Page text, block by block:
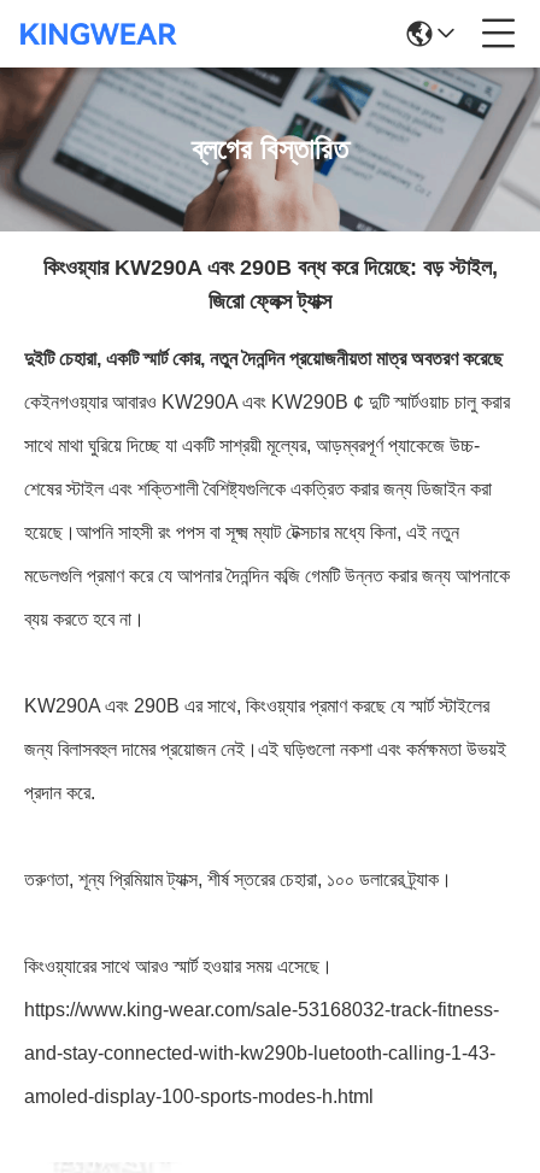
ব্লগের বিস্তারিত
কিংওয়্যার KW290A এবং 290B বন্ধ করে দিয়েছে: বড় স্টাইল,
জিরো ফ্লেক্স ট্যাক্স
দুইটি চেহারা, একটি স্মার্ট কোর, নতুন দৈনন্দিন প্রয়োজনীয়তা মাত্র অবতরণ করেছে
কেইনগওয়্যার আবারও KW290A এবং KW290B ¢ দুটি স্মার্টওয়াচ চালু করার
সাথে মাথা ঘুরিয়ে দিচ্ছে যা একটি সাশ্রয়ী মূল্যের, আড়ম্বরপূর্ণ প্যাকেজে উচ্চ-
শেষের স্টাইল এবং শক্তিশালী বৈশিষ্ট্যগুলিকে একত্রিত করার জন্য ডিজাইন করা
হয়েছে।আপনি সাহসী রং পপস বা সূক্ষ্ম ম্যাট টেক্সচার মধ্যে কিনা, এই নতুন
মডেলগুলি প্রমাণ করে যে আপনার দৈনন্দিন কব্জি গেমটি উন্নত করার জন্য আপনাকে
ব্যয় করতে হবে না।
KW290A এবং 290B এর সাথে, কিংওয়্যার প্রমাণ করছে যে স্মার্ট স্টাইলের
জন্য বিলাসবহুল দামের প্রয়োজন নেই।এই ঘড়িগুলো নকশা এবং কর্মক্ষমতা উভয়ই
প্রদান করে.
তরুণতা, শূন্য প্রিমিয়াম ট্যাক্স, শীর্ষ স্তরের চেহারা, ১০০ ডলারের ট্র্যাক।
কিংওয়্যারের সাথে আরও স্মার্ট হওয়ার সময় এসেছে।
https://www.king-wear.com/sale-53168032-track-fitness-
and-stay-connected-with-kw290b-luetooth-calling-1-43-
amoled-display-100-sports-modes-h.html